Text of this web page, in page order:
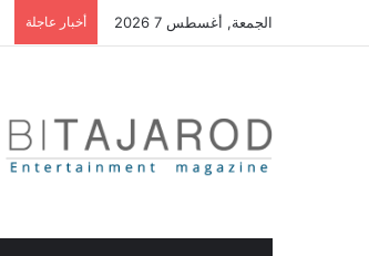
الجمعة, أغسطس 7 2026 أخبار عاجلة